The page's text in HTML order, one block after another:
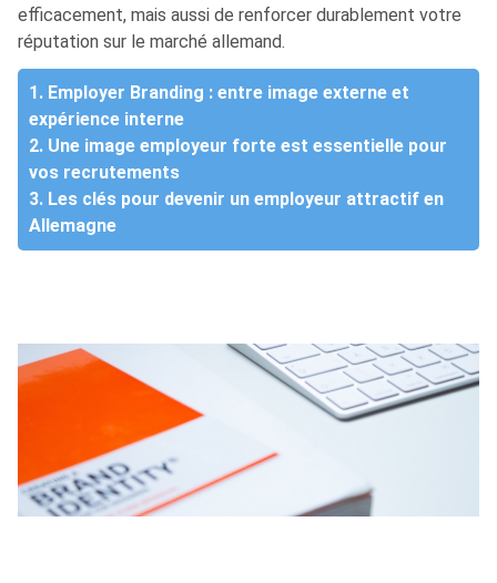
efficacement, mais aussi de renforcer durablement votre
réputation sur le marché allemand.
1. Employer Branding : entre image externe et
expérience interne
2. Une image employeur forte est essentielle pour
vos recrutements
3. Les clés pour devenir un employeur attractif en
Allemagne